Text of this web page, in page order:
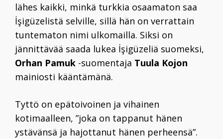
lähes kaikki, minkä turkkia osaamaton saa
İşigüzelistä selville, sillä hän on verrattain
tuntematon nimi ulkomailla. Siksi on
jännittävää saada lukea İşigüzeliä suomeksi,
Orhan Pamuk -suomentaja Tuula Kojon
mainiosti kääntämänä.
Tyttö on epätoivoinen ja vihainen
kotimaalleen, ”joka on tappanut hänen
ystävänsä ja hajottanut hänen perheensä”.